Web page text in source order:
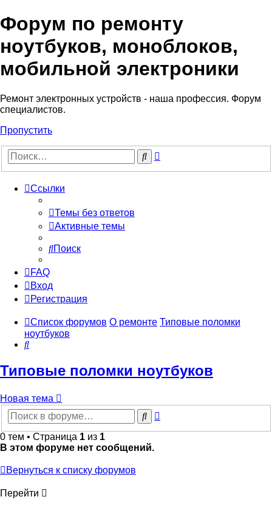
Регистрация
Форум по ремонту
ноутбуков, моноблоков,
мобильной электроники
Ремонт электронных устройств - наша профессия. Форум
специалистов.
Пропустить
Поиск
Ссылки
Темы без ответов
Активные темы
Поиск
FAQ
Вход
Регистрация
Список форумов О ремонте Типовые поломки
ноутбуков
Поиск
Типовые поломки ноутбуков
Новая
тема
Новая тема
Поиск
0 тем • Страница 1 из 1
В этом форуме нет сообщений.
Вернуться к списку форумов
Перейти